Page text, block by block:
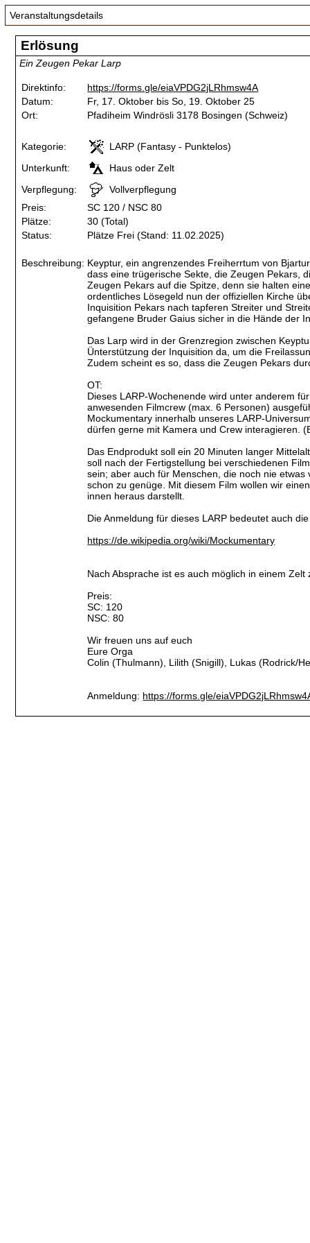
Veranstaltungsdetails
Erlösung
Ein Zeugen Pekar Larp
Direktinfo:
https://forms.gle/eiaVPDG2jLRhmsw4A
Datum:
Fr, 17. Oktober bis So, 19. Oktober 25
Ort:
Pfadiheim Windrösli 3178 Bosingen (Schweiz)
Kategorie:
LARP (Fantasy - Punktelos)
Unterkunft:
Haus oder Zelt
Verpflegung:
Vollverpflegung
Preis:
SC 120 / NSC 80
Plätze:
30 (Total)
Status:
Plätze Frei (Stand: 11.02.2025)
Beschreibung: Keyptur, ein angrenzendes Freiherrtum von
dass eine trügerische Sekte, die Zeugen Pekars,
Zeugen Pekars auf die Spitze, denn sie halten
ordentliches Lösegeld nun der offiziellen Kirche
Inquisition Pekars nach tapferen Streiter und
gefangene Bruder Gaius sicher in die Hände der
Das Larp wird in der Grenzregion zwischen
Ünterstützung der Inquisition da, um die
Zudem scheint es so, dass die Zeugen Pekars
OT:
Dieses LARP-Wochenende wird unter anderem
anwesenden Filmcrew (max. 6 Personen)
Mockumentary innerhalb unseres LARP-
dürfen gerne mit Kamera und Crew interagieren.
Das Endprodukt soll ein 20 Minuten langer
soll nach der Fertigstellung bei verschiedenen
sein; aber auch für Menschen, die noch nie
schon zu genüge. Mit diesem Film wollen wir
innen heraus darstellt.
Die Anmeldung für dieses LARP bedeutet auch
https://de.wikipedia.org/wiki/Mockumentary
Nach Absprache ist es auch möglich in einem Zelt
Preis:
SC: 120
NSC: 80
Wir freuen uns auf euch
Eure Orga
Colin (Thulmann), Lilith (Snigill), Lukas (Rodrick/
Anmeldung: https://forms.gle/